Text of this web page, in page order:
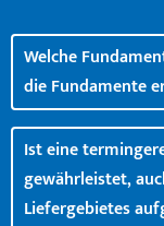
Welche
die Fundamente
Ist eine
gewährleistet,
Liefergebietes